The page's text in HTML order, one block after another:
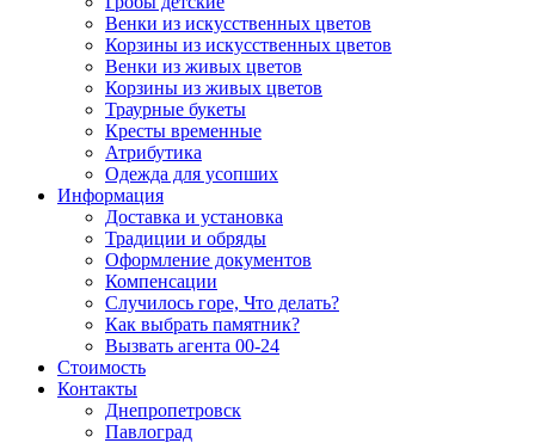
Венки из искусственных цветов
Корзины из искусственных цветов
Венки из живых цветов
Корзины из живых цветов
Траурные букеты
Кресты временные
Атрибутика
Одежда для усопших
Информация
Доставка и установка
Традиции и обряды
Оформление документов
Компенсации
Случилось горе, Что делать?
Как выбрать памятник?
Вызвать агента 00-24
Стоимость
Контакты
Днепропетровск
Павлоград